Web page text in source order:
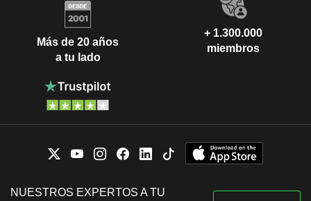
Más de 20 años
a tu lado
+ 1.300.000
miembros
NUESTROS EXPERTOS A TU